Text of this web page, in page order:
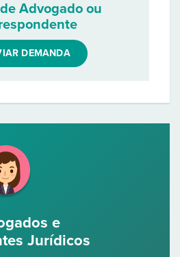
Advogado ou
DEMANDA
e
Jurídicos